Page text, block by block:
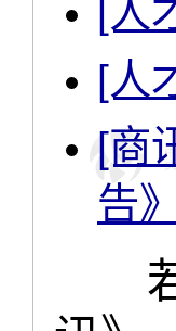
[人
[人
[商
告
若